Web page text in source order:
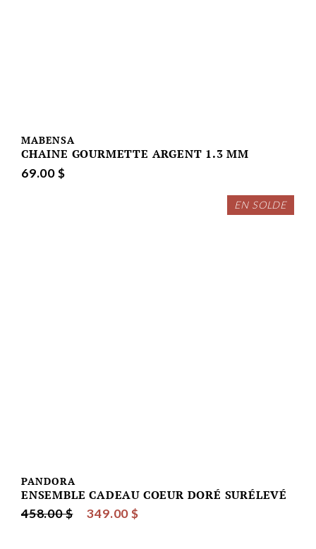
MABENSA
CHAINE GOURMETTE ARGENT 1.3 MM
69.00 $
EN SOLDE
PANDORA
ENSEMBLE CADEAU COEUR DORÉ SURÉLEVÉ
458.00 $ 349.00 $